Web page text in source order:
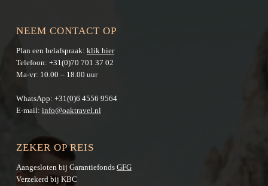
NEEM CONTACT OP
Plan een belafspraak: klik hier
Telefoon: +31(0)70 701 37 02
Ma-vr: 10.00 – 18.00 uur
WhatsApp: +31(0)6 4556 9564
E-mail: info@oaktravel.nl
ZEKER OP REIS
Aangesloten bij Garantiefonds GFG
Verzekerd bij KBC